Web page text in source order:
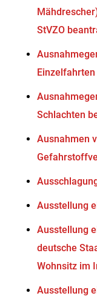
StVZO
Schlachten
Ausnahmen
Ausstellung
Ausstellung
deutsche
Wohnsitz im
Ausstellung